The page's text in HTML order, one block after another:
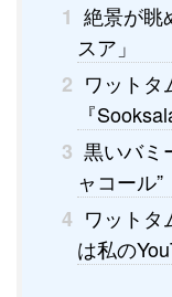
1 絶景が眺
スア」
2 ワットタ
『
3 黒いバミ
ャコール”
4 ワットタ
は私の